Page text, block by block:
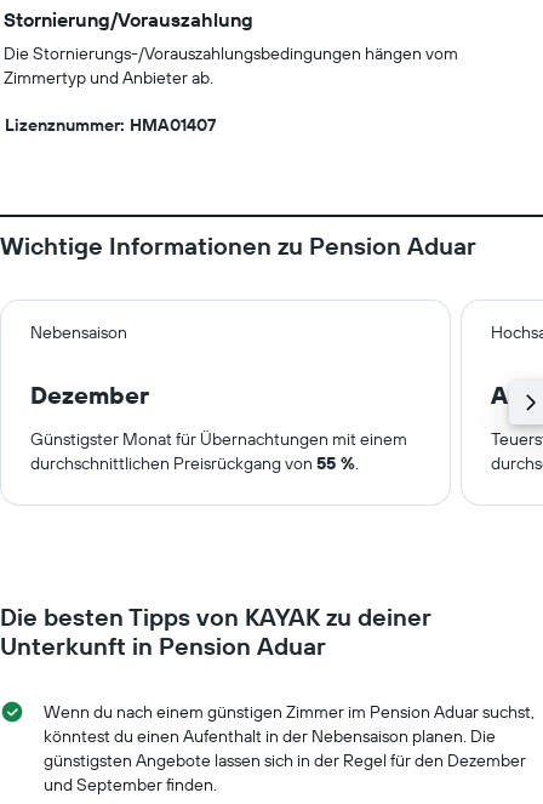
Stornierung/Vorauszahlung
Die Stornierungs-/Vorauszahlungsbedingungen hängen vom
Zimmertyp und Anbieter ab.
Lizenznummer: HMA01407
Wichtige Informationen zu Pension Aduar
Nebensaison
Dezember
Günstigster Monat für Übernachtungen mit einem
durchschnittlichen Preisrückgang von 55 %.
Die besten Tipps von KAYAK zu deiner
Unterkunft in Pension Aduar
Wenn du nach einem günstigen Zimmer im Pension Aduar suchst,
könntest du einen Aufenthalt in der Nebensaison planen. Die
günstigsten Angebote lassen sich in der Regel für den Dezember
und September finden.